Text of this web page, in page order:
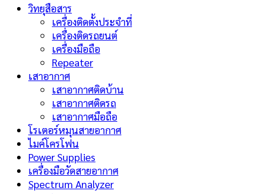
วิทยุสือสาร
เครื่องติดตั้งประจำที่
เครื่องติดรถยนต์
เครื่องมือถือ
Repeater
เสาอากาศ
เสาอากาศติดบ้าน
เสาอากาศติดรถ
เสาอากาศมือถือ
โรเตอร์หมุนสายอากาศ
ไมค์โครโฟน
Power Supplies
เครื่องมือวัดสายอากาศ
Spectrum Analyzer